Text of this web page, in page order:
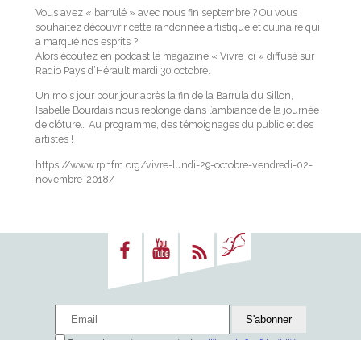
Vous avez « barrulé » avec nous fin septembre ? Ou vous
souhaitez découvrir cette randonnée artistique et culinaire qui
a marqué nos esprits ?
Alors écoutez en podcast le magazine « Vivre ici » diffusé sur
Radio Pays d’Hérault mardi 30 octobre.
Un mois jour pour jour après la fin de la Barrula du Sillon,
Isabelle Bourdais nous replonge dans l’ambiance de la journée
de clôture… Au programme, des témoignages du public et des
artistes !
https://www.rphfm.org/vivre-lundi-29-octobre-vendredi-02-
novembre-2018/